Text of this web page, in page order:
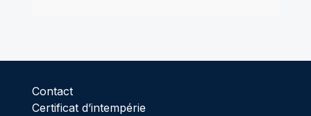
Contact
Certificat d’intempérie